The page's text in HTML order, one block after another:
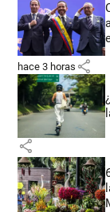
hace 3 horas share
share